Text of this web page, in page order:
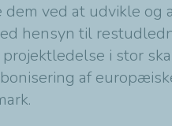
ved at udvikle og
hensyn til
i stor
af